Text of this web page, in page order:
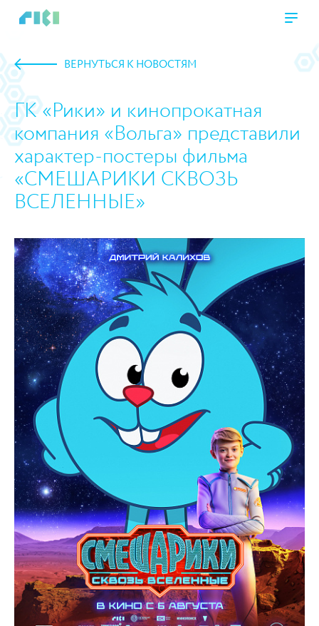
ВЕРНУТЬСЯ К НОВОСТЯМ
ГК «Рики» и кинопрокатная
компания «Вольга» представили
характер-постеры фильма
«СМЕШАРИКИ СКВОЗЬ
ВСЕЛЕННЫЕ»
https://www.high-endrolex.com/45